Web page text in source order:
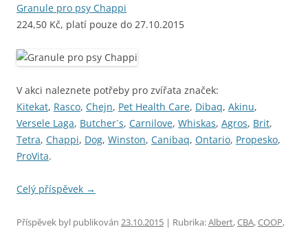
Granule pro psy Chappi
224,50 Kč, platí pouze do 27.10.2015
V akci naleznete potřeby pro zvířata značek:
Kitekat, Rasco, Chejn, Pet Health Care, Dibaq, Akinu,
Versele Laga, Butcher´s, Carnilove, Whiskas, Agros, Brit,
Tetra, Chappi, Dog, Winston, Canibaq, Ontario, Propesko,
ProVita.
Celý příspěvek →
Příspěvek byl publikován 23.10.2015 | Rubrika:Albert,CBA,COOP,